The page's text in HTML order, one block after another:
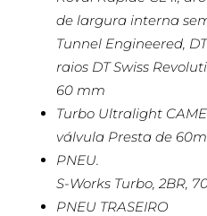
de largura interna
Tunnel Engineered,
raios DT Swiss
60 mm
Turbo Ultralight
válvula Presta de
PNEU.
S-Works Turbo, 2BR,
PNEU TRASEIRO